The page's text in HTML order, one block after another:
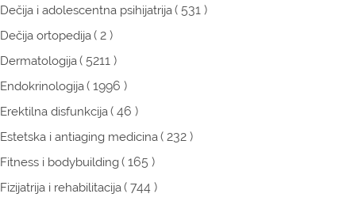
Dečija i adolescentna psihijatrija( 531 )
Dečija ortopedija( 2 )
Dermatologija( 5211 )
Endokrinologija( 1996 )
Erektilna disfunkcija( 46 )
Estetska i antiaging medicina( 232 )
Fitness i bodybuilding( 165 )
Fizijatrija i rehabilitacija( 744 )